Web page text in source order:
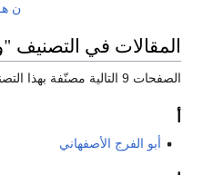
ن
المقالات في التصنيف
الصفحات 9 التالية مصنّفة بهذا التصنيف، من إجمالي 9.
أبو الفرج الأصفهاني